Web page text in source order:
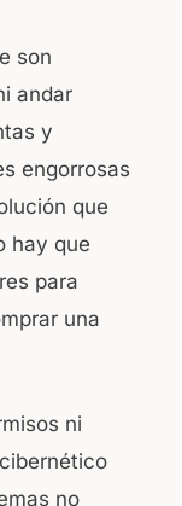
son
andar
y
engorrosas
que
hay que
para
una
ni
no